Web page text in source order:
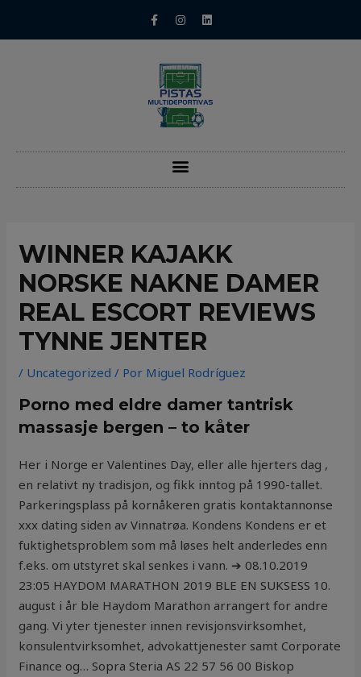
WINNER KAJAKK
NORSKE NAKNE DAMER
REAL ESCORT REVIEWS
TYNNE JENTER
/ Uncategorized / Por Miguel Rodríguez
Porno med eldre damer tantrisk
massasje bergen – to kåter
Her i Norge er Valentines Day, eller alle hjerters dag ,
en relativt ny tradisjon, og fikk inntog på 1990-tallet.
Parkeringsplass på kornåkeren gratis kontaktannonse
xxx dating siden av Vinnatrøa. Kondens Kondens er et
fuktighetsproblem som må løses helt anderledes enn
f.eks. om utstyret skal senkes i vann. ➔ 08.10.2019
23:05 HAYDOM MARATHON 2019 BLE EN SUKSESS 10.
august i år ble Haydom Marathon arrangert for andre
gang. Vi yter tjenester innen revisjonsvirksomhet,
konsulentvirksomhet, advokattjenester samt Corporate
Finance og… Sopra Steria AS 22 57 56 00 Biskop